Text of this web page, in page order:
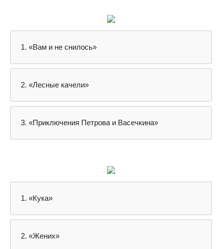
1. «Вам и не снилось»
2. «Лесные качели»
3. «Приключения Петрова и Васечкина»
1. «Кука»
2. «Жених»